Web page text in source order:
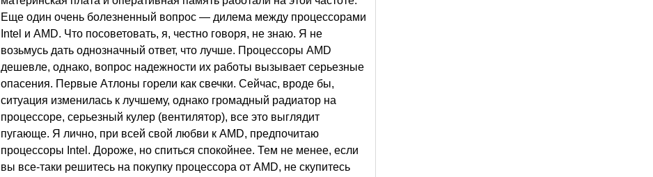
Еще один очень болезненный вопрос — дилема между процессорами
Intel и AMD. Что посоветовать, я, честно говоря, не знаю. Я не
возьмусь дать однозначный ответ, что лучше. Процессоры AMD
дешевле, однако, вопрос надежности их работы вызывает серьезные
опасения. Первые Атлоны горели как свечки. Сейчас, вроде бы,
ситуация изменилась к лучшему, однако громадный радиатор на
процессоре, серьезный кулер (вентилятор), все это выглядит
пугающе. Я лично, при всей свой любви к AMD, предпочитаю
процессоры Intel. Дороже, но спиться спокойнее. Тем не менее, если
вы все-таки решитесь на покупку процессора от AMD, не скупитесь